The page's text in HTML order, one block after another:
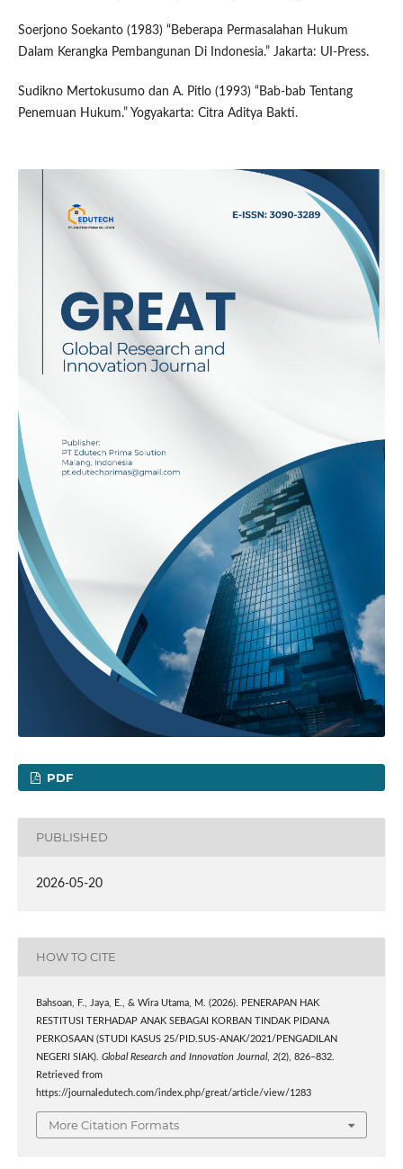
Soerjono Soekanto (1983) “Beberapa Permasalahan Hukum
Dalam Kerangka Pembangunan Di Indonesia.” Jakarta: UI-Press.
Sudikno Mertokusumo dan A. Pitlo (1993) “Bab-bab Tentang
Penemuan Hukum.” Yogyakarta: Citra Aditya Bakti.
PDF
PUBLISHED
2026-05-20
HOW TO CITE
Bahsoan, F., Jaya, E., & Wira Utama, M. (2026). PENERAPAN HAK
RESTITUSI TERHADAP ANAK SEBAGAI KORBAN TINDAK PIDANA
PERKOSAAN (STUDI KASUS 25/PID.SUS-ANAK/2021/PENGADILAN
NEGERI SIAK). Global Research and Innovation Journal, 2(2), 826–832.
Retrieved from
https://journaledutech.com/index.php/great/article/view/1283
More Citation Formats